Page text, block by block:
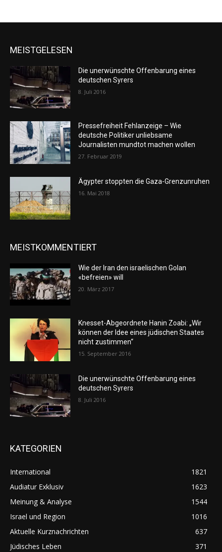
MEISTGELESEN
Die unerwünschte Offenbarung eines
deutschen Syrers
8. Juli 2016
Pressefreiheit Fehlanzeige – Wie
deutsche Politiker unliebsame
Journalisten mundtot machen wollen
27. Februar 2019
Ägypter stoppten die Gaza-Grenzunruhen
16. Mai 2018
MEISTKOMMENTIERT
Wie der Iran den israelischen Golan
«befreien» will
20. März 2017
Knesset-Abgeordnete Hanin Zoabi: „Wir
können der Idee eines jüdischen Staates
nicht zustimmen“
15. September 2016
Die unerwünschte Offenbarung eines
deutschen Syrers
8. Juli 2016
KATEGORIEN
International
1821
Audiatur Exklusiv
1623
Meinung & Analyse
1544
Israel und Region
1016
Aktuelle Kurznachrichten
637
Jüdisches Leben
371